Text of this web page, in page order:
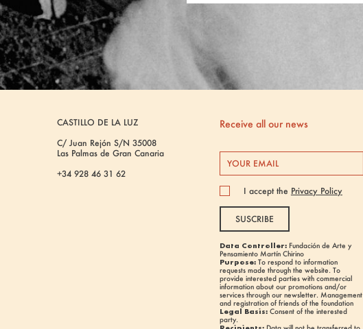
CASTILLO DE LA LUZ
C/ Juan Rejón S/N 35008
Las Palmas de Gran Canaria
+34 928 46 31 62
Receive all our news
I accept the Privacy Policy
SUSCRIBE
Data Controller:Fundación de Arte y
Pensamiento Martín Chirino
Purpose:To respond to information
requests made through the website. To
provide interested parties with commercial
information about our promotions and/or
services through our newsletter. Management
and registration of friends of the foundation
Legal Basis:Consent of the interested
party.